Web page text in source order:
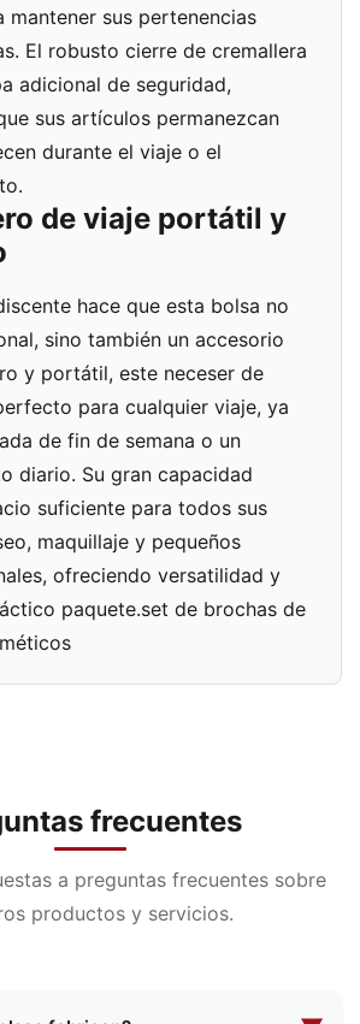
mantener sus pertenencias
El robusto cierre de cremallera
adicional de seguridad,
sus artículos permanezcan
durante el viaje o el
de viaje portátil y
hace que esta bolsa no
sino también un accesorio
y portátil, este neceser de
para cualquier viaje, ya
de fin de semana o un
diario. Su gran capacidad
suficiente para todos sus
maquillaje y pequeños
ofreciendo versatilidad y
paquete.set de brochas de
frecuentes
a preguntas frecuentes sobre
productos y servicios.